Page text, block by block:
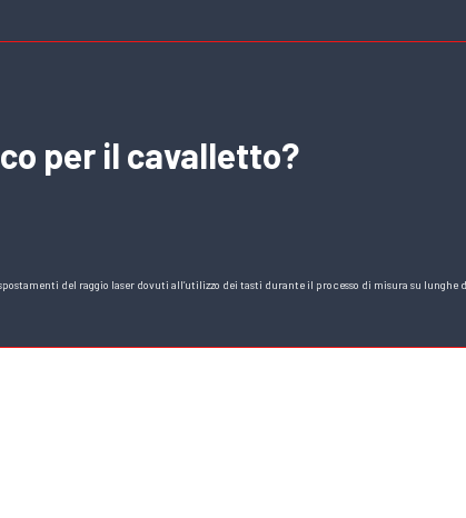
per il cavalletto?
del raggio laser dovuti all’utilizzo dei tasti durante il processo di misura su